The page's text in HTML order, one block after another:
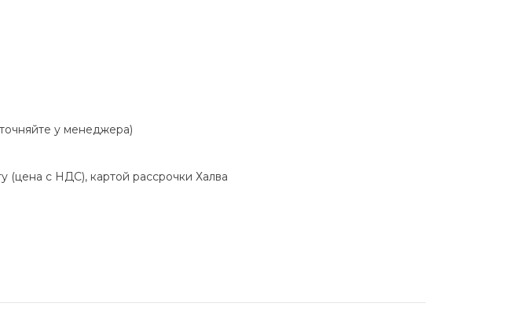
у менеджера)
(цена с НДС), картой рассрочки Халва